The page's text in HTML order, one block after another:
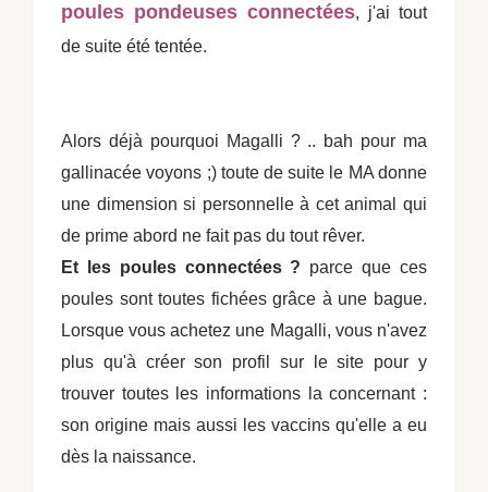
poules pondeuses connectées, j'ai tout
de suite été tentée.
Alors déjà pourquoi Magalli ? .. bah pour ma
gallinacée voyons ;) toute de suite le MA donne
une dimension si personnelle à cet animal qui
de prime abord ne fait pas du tout rêver.
Et les poules connectées ? parce que ces
poules sont toutes fichées grâce à une bague.
Lorsque vous achetez une Magalli, vous n'avez
plus qu'à créer son profil sur le site pour y
trouver toutes les informations la concernant :
son origine mais aussi les vaccins qu'elle a eu
dès la naissance.